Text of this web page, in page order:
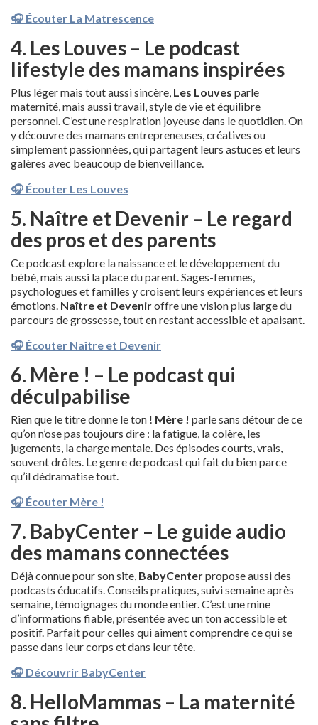
🎧 Écouter La Matrescence
4. Les Louves – Le podcast
lifestyle des mamans inspirées
Plus léger mais tout aussi sincère, Les Louves parle
maternité, mais aussi travail, style de vie et équilibre
personnel. C’est une respiration joyeuse dans le quotidien. On
y découvre des mamans entrepreneuses, créatives ou
simplement passionnées, qui partagent leurs astuces et leurs
galères avec beaucoup de bienveillance.
🎧 Écouter Les Louves
5. Naître et Devenir – Le regard
des pros et des parents
Ce podcast explore la naissance et le développement du
bébé, mais aussi la place du parent. Sages-femmes,
psychologues et familles y croisent leurs expériences et leurs
émotions. Naître et Deveniroffre une vision plus large du
parcours de grossesse, tout en restant accessible et apaisant.
🎧 Écouter Naître et Devenir
6. Mère ! – Le podcast qui
déculpabilise
Rien que le titre donne le ton ! Mère ! parle sans détour de ce
qu’on n’ose pas toujours dire : la fatigue, la colère, les
jugements, la charge mentale. Des épisodes courts, vrais,
souvent drôles. Le genre de podcast qui fait du bien parce
qu’il dédramatise tout.
🎧 Écouter Mère !
7. BabyCenter – Le guide audio
des mamans connectées
Déjà connue pour son site, BabyCenterpropose aussi des
podcasts éducatifs. Conseils pratiques, suivi semaine après
semaine, témoignages du monde entier. C’est une mine
d’informations fiable, présentée avec un ton accessible et
positif. Parfait pour celles qui aiment comprendre ce qui se
passe dans leur corps et dans leur tête.
🎧 Découvrir BabyCenter
8. HelloMammas – La maternité